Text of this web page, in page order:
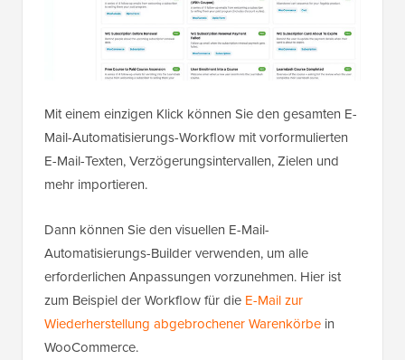
Mit einem einzigen Klick können Sie den gesamten E-
Mail-Automatisierungs-Workflow mit vorformulierten
E-Mail-Texten, Verzögerungsintervallen, Zielen und
mehr importieren.
Dann können Sie den visuellen E-Mail-
Automatisierungs-Builder verwenden, um alle
erforderlichen Anpassungen vorzunehmen. Hier ist
zum Beispiel der Workflow für die E-Mail zur
Wiederherstellung abgebrochener Warenkörbe in
WooCommerce.